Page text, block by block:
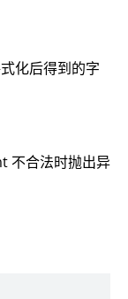
化后得到的字
不合法时抛出异